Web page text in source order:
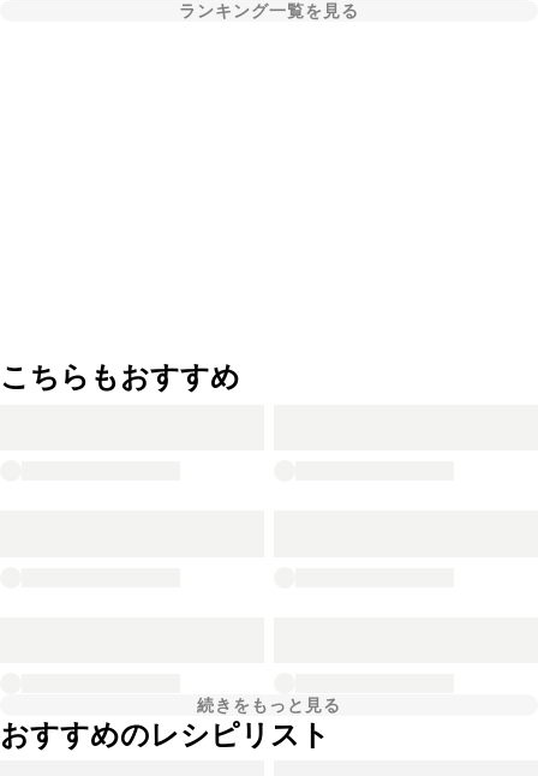
ランキング一覧を見る
こちらもおすすめ
続きをもっと見る
おすすめのレシピリスト